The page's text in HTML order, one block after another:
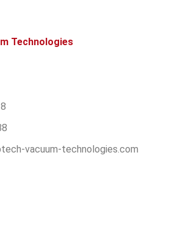
Technologies
vacuum-technologies.com